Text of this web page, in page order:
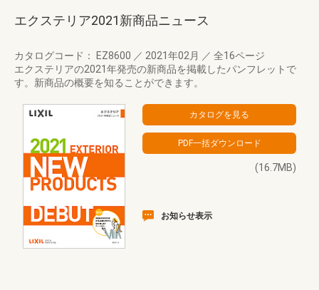
エクステリア2021新商品ニュース
カタログコード： EZ8600 ／ 2021年02月 ／ 全16ページ
エクステリアの2021年発売の新商品を掲載したパンフレットで
す。新商品の概要を知ることができます。
(16.7MB)
お知らせ表示